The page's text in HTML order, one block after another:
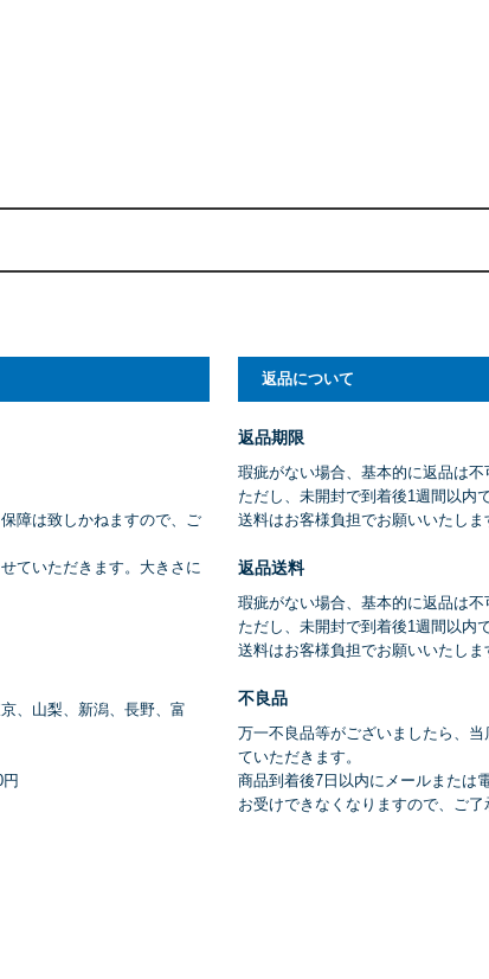
障は致しかねますので、ご
ていただきます。大きさに
、山梨、新潟、長野、富
返品について
返品期限
瑕疵がない場合、基本的に返品は不
ただし、未開封で到着後1週間以内
送料はお客様負担でお願いいたしま
返品送料
瑕疵がない場合、基本的に返品は不
ただし、未開封で到着後1週間以内
送料はお客様負担でお願いいたしま
不良品
万一不良品等がございましたら、
ていただきます。
商品到着後7日以内にメールまたは
お受けできなくなりますので、ご了